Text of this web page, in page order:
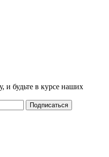
и будьте в курсе наших